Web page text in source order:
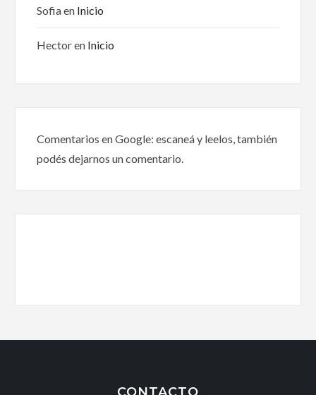
Sofiaen Inicio
Hectoren Inicio
Comentarios en Google: escaneá y leelos, también
podés dejarnos un comentario.